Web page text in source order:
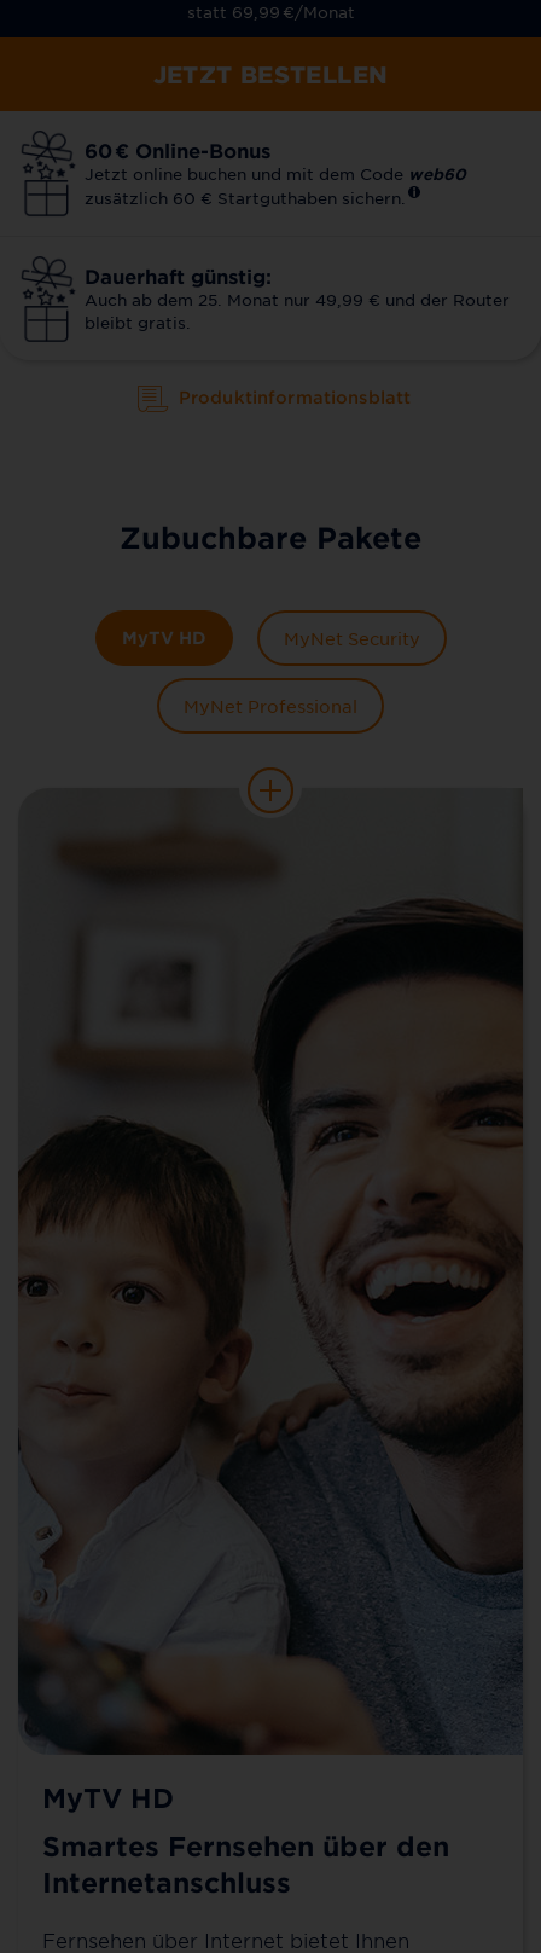
statt 69,99 €/Monat
JETZT BESTELLEN
60 € Online-Bonus
Jetzt online buchen und mit dem Code web60
zusätzlich 60 € Startguthaben sichern.
Dauerhaft günstig:
Auch ab dem 25. Monat nur 49,99 € und der Router
bleibt gratis.
Produktinformationsblatt
Zubuchbare Pakete
MyTV HD MyNet Security
MyNet Professional
MyTV HD
Smartes Fernsehen über den
Internetanschluss
Fernsehen über Internet bietet Ihnen